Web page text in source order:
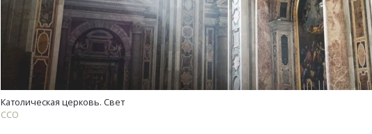
Католическая церковь. Свет
ССО
Ищем новые берега.
«Жилищной